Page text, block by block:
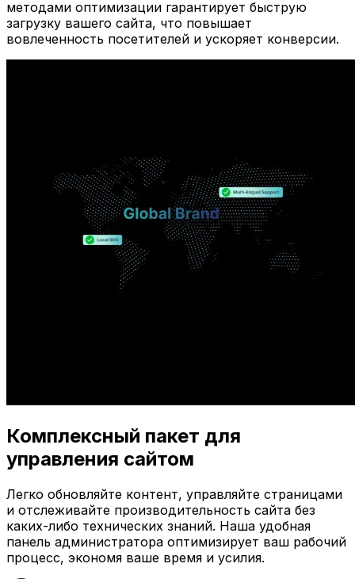
методами оптимизации гарантирует быструю
загрузку вашего сайта, что повышает
вовлеченность посетителей и ускоряет конверсии.
Комплексный пакет для
управления сайтом
Легко обновляйте контент, управляйте страницами
и отслеживайте производительность сайта без
каких-либо технических знаний. Наша удобная
панель администратора оптимизирует ваш рабочий
процесс, экономя ваше время и усилия.